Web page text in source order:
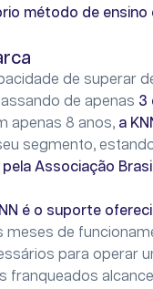
método de ensino
de superar
de apenas 3
apenas 8 anos, a
segmento,
Associação
é o suporte
de
para operar
franqueados